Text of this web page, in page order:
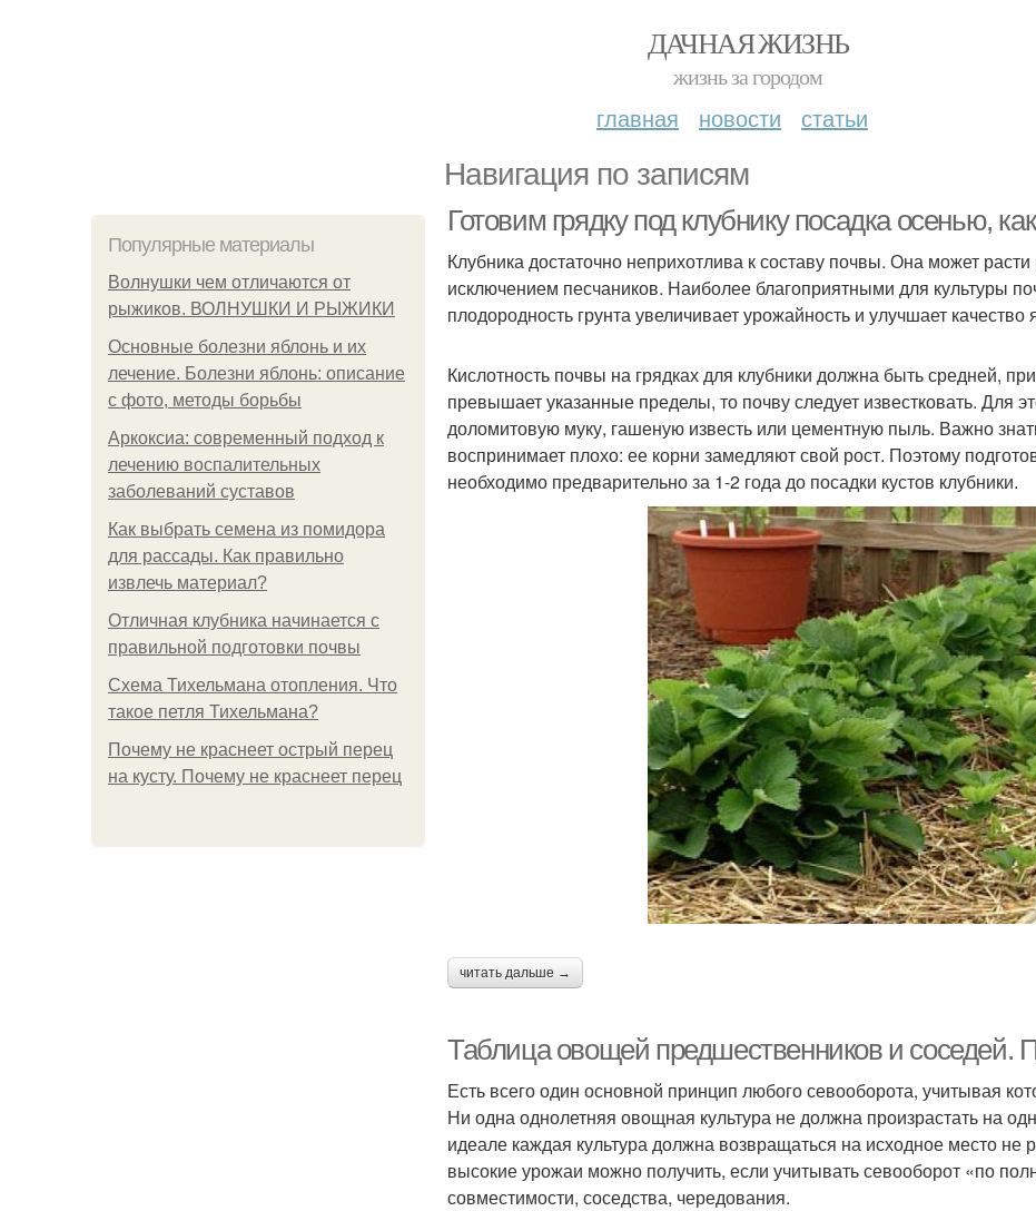
ДАЧНАЯ ЖИЗНЬ
жизнь за городом
главная новости статьи
Навигация по записям
Популярные материалы
Волнушки чем отличаются от
рыжиков. ВОЛНУШКИ И РЫЖИКИ
Основные болезни яблонь и их
лечение. Болезни яблонь: описание
с фото, методы борьбы
Аркоксиа: современный подход к
лечению воспалительных
заболеваний суставов
Как выбрать семена из помидора
для рассады. Как правильно
извлечь материал?
Отличная клубника начинается с
правильной подготовки почвы
Схема Тихельмана отопления. Что
такое петля Тихельмана?
Почему не краснеет острый перец
на кусту. Почему не краснеет перец
Готовим грядку под клубнику посадка осенью,
Клубника достаточно неприхотлива к составу почвы. Она может
исключением песчаников. Наиболее благоприятными для культуры
плодородность грунта увеличивает урожайность и улучшает качество
Кислотность почвы на грядках для клубники должна быть средней,
превышает указанные пределы, то почву следует известковать. Для
доломитовую муку, гашеную известь или цементную пыль. Важно
воспринимает плохо: ее корни замедляют свой рост. Поэтому
необходимо предварительно за 1-2 года до посадки кустов клубники.
читать дальше →
Таблица овощей предшественников и соседей.
Есть всего один основной принцип любого севооборота, учитывая
Ни одна однолетняя овощная культура не должна произрастать на
идеале каждая культура должна возвращаться на исходное место не
высокие урожаи можно получить, если учитывать севооборот «по
совместимости, соседства, чередования.